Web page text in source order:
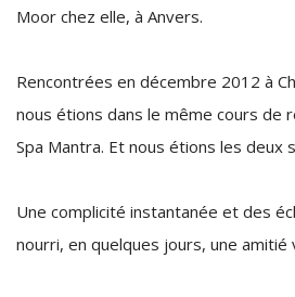
Moor chez elle, à Anvers.
Rencontrées en décembre 2012 à
nous étions dans le même cours de
Spa Mantra. Et nous étions les deux
Une complicité instantanée et des
nourri, en quelques jours, une amitié